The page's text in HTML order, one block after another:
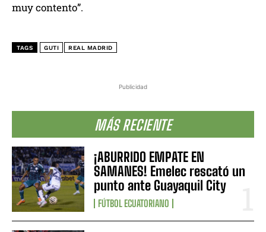
Publicidad
MÁS RECIENTE
¡ABURRIDO EMPATE EN
SAMANES! Emelec rescató un
punto ante Guayaquil City
FÚTBOL ECUATORIANO
muy contento”.
TAGS GUTI REAL MADRID